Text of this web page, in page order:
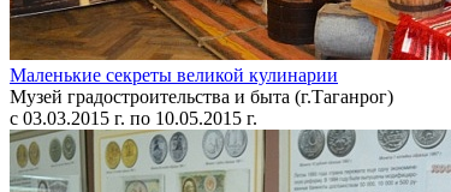
Маленькие секреты великой кулинарии
Музей градостроительства и быта (г.Таганрог)
с 03.03.2015 г. по 10.05.2015 г.